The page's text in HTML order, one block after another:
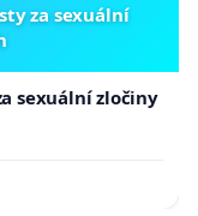
za sexuální
sexuální zločiny